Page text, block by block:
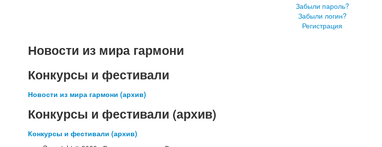
Забыли пароль?
Забыли логин?
Регистрация
Новости из мира гармони
Конкурсы и фестивали
Новости из мира гармони (архив)
Конкурсы и фестивали (архив)
Конкурсы и фестивали (архив)